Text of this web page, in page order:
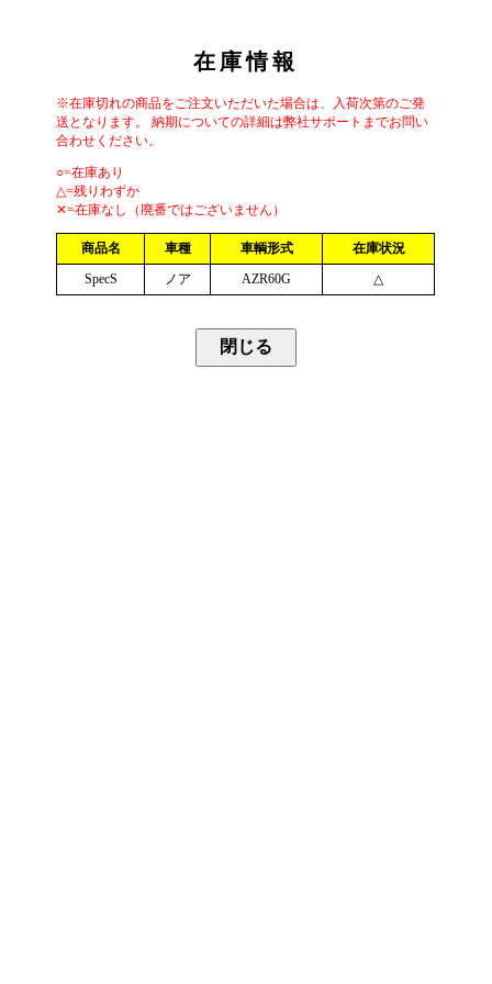
在庫情報
※在庫切れの商品をご注文いただいた場合は、入荷次第のご発
送となります。 納期についての詳細は弊社サポートまでお問い
合わせください。
○=在庫あり
△=残りわずか
✕=在庫なし（廃番ではございません）
商品名 車種 車輌形式
在庫状況
SpecS
ノア AZR60G △